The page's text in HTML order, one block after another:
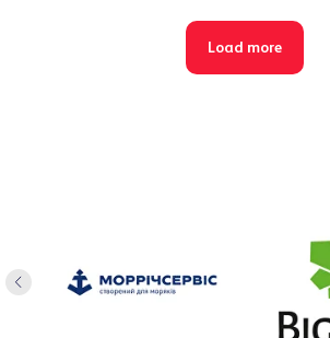
Load more